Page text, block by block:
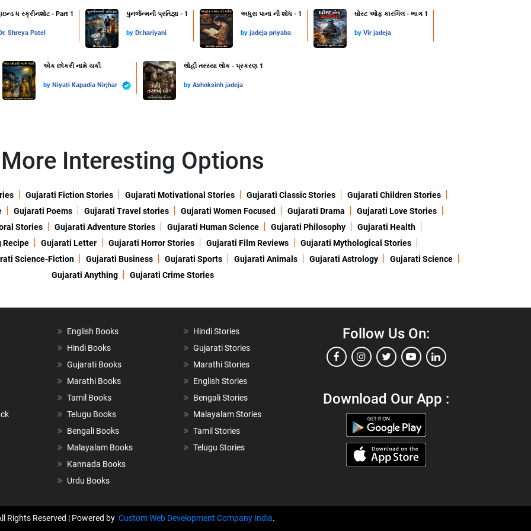
ધ સ્ક્રીનશોટ - Part 1
Shreya Patel
પુનર્જન્મની પ્રતિજ્ઞા - 1
by Dr.hariyani
અધુરા પાના ની શોધ - 1
by jadeja priyaba
ઘોસ્ટ ઓફ કારગિલ - ભાગ 1
by Vir jadeja
એક છોકરી નામે ચકી
by Niyati Kapadia Nirjhar
લોહી તરસ્યા લોક - પ્રકરણ 1
by Ashoksinh jadeja
More Interesting Options
Gujarati Fiction Stories Gujarati Motivational Stories Gujarati Classic Stories
Gujarati Children Stories
Gujarati Poems Gujarati Travel stories Gujarati Women Focused Gujarati Drama
Gujarati Love Stories
Stories
Gujarati Adventure Stories Gujarati Human Science Gujarati Philosophy
Gujarati Health
Recipe
Gujarati Letter Gujarati Horror Stories Gujarati Film Reviews
Gujarati Mythological Stories
Science-Fiction
Gujarati Business Gujarati Sports Gujarati Animals Gujarati Astrology
Gujarati Science
Gujarati Anything
Gujarati Crime Stories
English Books
Hindi Books
Gujarati Books
Marathi Books
Tamil Books
Telugu Books
Bengali Books
Malayalam Books
Kannada Books
Urdu Books
Hindi Stories
Gujarati Stories
Marathi Stories
English Stories
Bengali Stories
Malayalam Stories
Tamil Stories
Telugu Stories
Follow Us On:
Download Our App :
Rights Reserved | Powered by Custom Web Development Company India.